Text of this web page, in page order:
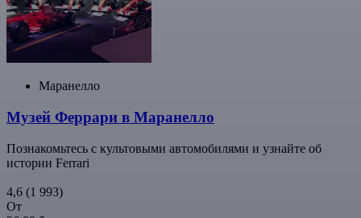
Маранелло
Музей Феррари в Маранелло
Познакомьтесь с культовыми автомобилями и узнайте об
истории Ferrari
4,6 (1 993)
От